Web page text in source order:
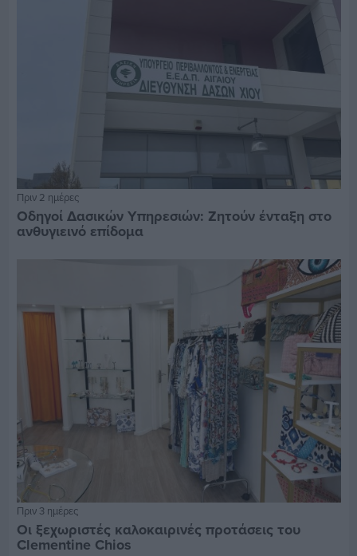
Πριν 2 ημέρες
Οδηγοί Δασικών Υπηρεσιών: Ζητούν ένταξη στο
ανθυγιεινό επίδομα
Πριν 3 ημέρες
Οι ξεχωριστές καλοκαιρινές προτάσεις του
Clementine Chios